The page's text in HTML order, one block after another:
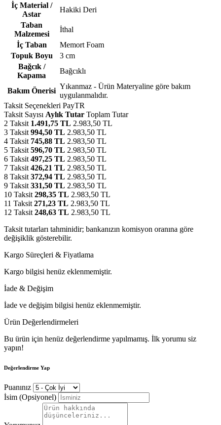
İç Material /
Astar
Hakiki Deri
Taban
Malzemesi
İthal
İç Taban
Memort Foam
Topuk Boyu
3 cm
Bağcık /
Kapama
Bağcıklı
Bakım Önerisi
Yıkanmaz - Ürün Materyaline göre bakım
uygulanmalıdır.
Taksit Seçenekleri PayTR
Taksit Sayısı Aylık Tutar Toplam Tutar
2 Taksit 1.491,75 TL 2.983,50 TL
3 Taksit 994,50 TL 2.983,50 TL
4 Taksit 745,88 TL 2.983,50 TL
5 Taksit 596,70 TL 2.983,50 TL
6 Taksit 497,25 TL 2.983,50 TL
7 Taksit 426,21 TL 2.983,50 TL
8 Taksit 372,94 TL 2.983,50 TL
9 Taksit 331,50 TL 2.983,50 TL
10 Taksit 298,35 TL 2.983,50 TL
11 Taksit 271,23 TL 2.983,50 TL
12 Taksit 248,63 TL 2.983,50 TL
Taksit tutarları tahminidir; bankanızın komisyon oranına göre
değişiklik gösterebilir.
Kargo Süreçleri & Fiyatlama
Kargo bilgisi henüz eklenmemiştir.
İade & Değişim
İade ve değişim bilgisi henüz eklenmemiştir.
Ürün Değerlendirmeleri
Bu ürün için henüz değerlendirme yapılmamış. İlk yorumu siz
yapın!
Değerlendirme Yap
Puanınız
İsim (Opsiyonel)